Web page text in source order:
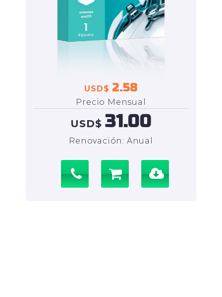
USD$ 2.58
Precio Mensual
USD$31.00
Renovación: Anual